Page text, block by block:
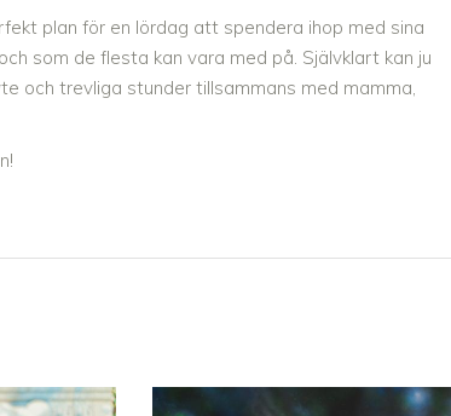
plan för en lördag att spendera ihop med sina
som de flesta kan vara med på. Självklart kan ju
och trevliga stunder tillsammans med mamma,